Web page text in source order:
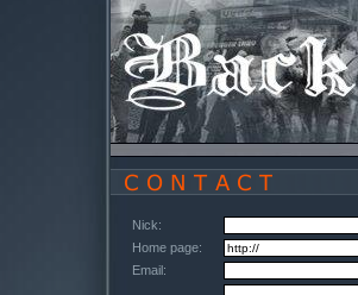
Nick:
Home page:
Email: